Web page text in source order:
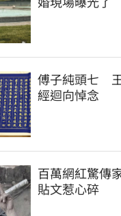
傅子純頭七　
經迴向悼念
百萬網紅驚傳
貼文惹心碎